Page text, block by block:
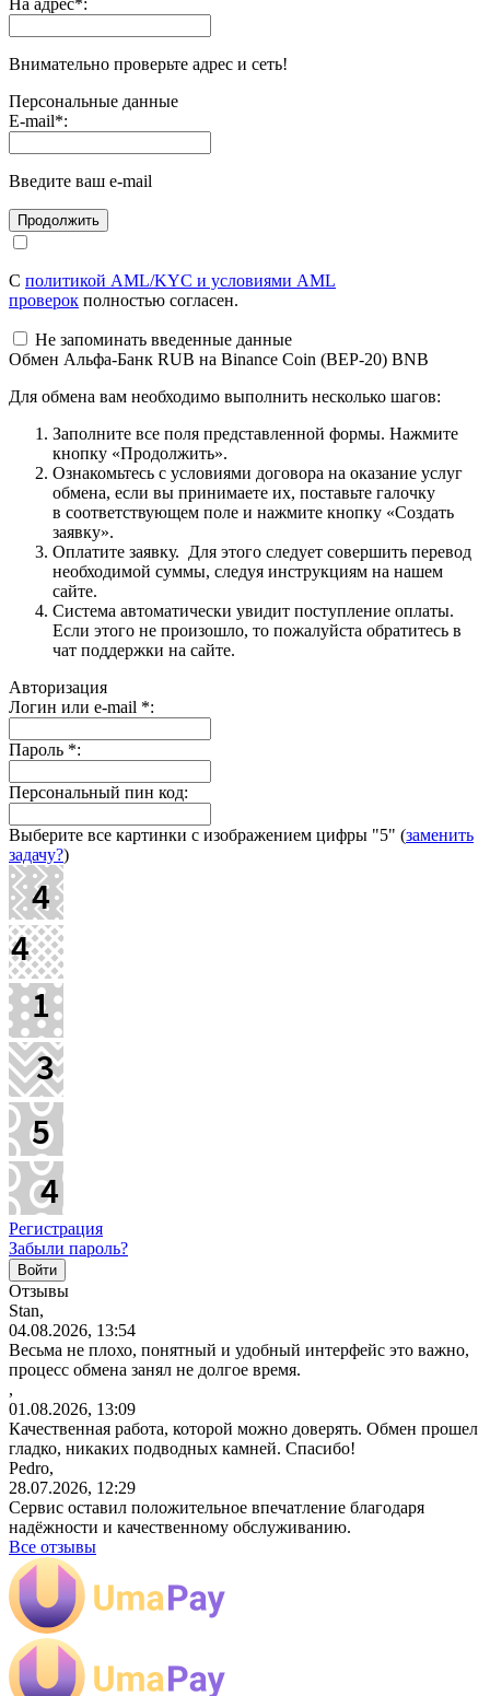
Внимательно проверьте адрес и сеть!
Персональные данные
E-mail*:
Введите ваш e-mail
С политикой AML/KYC и условиями AML
проверок полностью согласен.
Не запоминать введенные данные
Обмен Альфа-Банк RUB на Binance Coin (BEP-20) BNB
Для обмена вам необходимо выполнить несколько шагов:
Заполните все поля представленной формы. Нажмите
кнопку «Продолжить».
Ознакомьтесь с условиями договора на оказание услуг
обмена, если вы принимаете их, поставьте галочку
в соответствующем поле и нажмите кнопку «Создать
заявку».
Оплатите заявку. Для этого следует совершить перевод
необходимой суммы, следуя инструкциям на нашем
сайте.
Система автоматически увидит поступление оплаты.
Если этого не произошло, то пожалуйста обратитесь в
чат поддержки на сайте.
Авторизация
Логин или e-mail *:
Пароль *:
Персональный пин код:
Выберите все картинки с изображением цифры "5" (заменить
задачу?)
Регистрация
Забыли пароль?
Отзывы
Stan,
04.08.2026, 13:54
Весьма не плохо, понятный и удобный интерфейс это важно,
процесс обмена занял не долгое время.
,
01.08.2026, 13:09
Качественная работа, которой можно доверять. Обмен прошел
гладко, никаких подводных камней. Спасибо!
Pedro,
28.07.2026, 12:29
Сервис оставил положительное впечатление благодаря
надёжности и качественному обслуживанию.
Все отзывы